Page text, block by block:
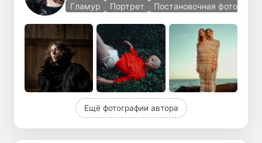
Гламур Портрет Постановочная
Ещё фотографии автора